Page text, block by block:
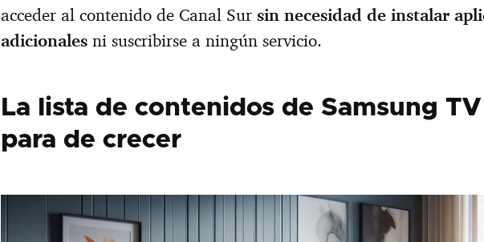
acceder al contenido de Canal Sur sin necesidad de instalar
adicionales ni suscribirse a ningún servicio.
La lista de contenidos de Samsung
para de crecer